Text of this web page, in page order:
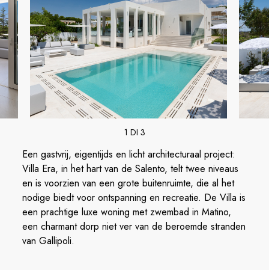
1 DI 3
Een gastvrij, eigentijds en licht architecturaal project:
Villa Era, in het hart van de Salento, telt twee niveaus
en is voorzien van een grote buitenruimte, die al het
nodige biedt voor ontspanning en recreatie. De Villa is
een prachtige luxe woning met zwembad in Matino,
een charmant dorp niet ver van de beroemde stranden
van Gallipoli.